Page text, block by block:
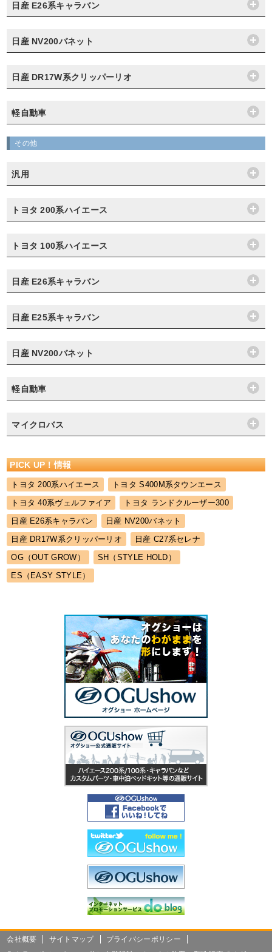
日産 E26系キャラバン
日産 NV200バネット
日産 DR17W系クリッパーリオ
軽自動車
その他
汎用
トヨタ 200系ハイエース
トヨタ 100系ハイエース
日産 E26系キャラバン
日産 E25系キャラバン
日産 NV200バネット
軽自動車
マイクロバス
PICK UP！情報
トヨタ 200系ハイエース
トヨタ S400M系タウンエース
トヨタ 40系ヴェルファイア
トヨタ ランドクルーザー300
日産 E26系キャラバン
日産 NV200バネット
日産 DR17W系クリッパーリオ
日産 C27系セレナ
OG（OUT GROW）
SH（STYLE HOLD）
ES（EASY STYLE）
会社概要 サイトマップ
プライバシーポリシー